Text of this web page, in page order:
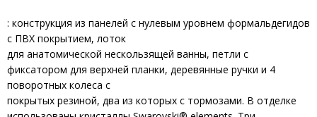
: конструкция из панелей с нулевым уровнем формальдегидов
с ПВХ покрытием, лоток
для анатомической нескользящей ванны, петли с
фиксатором для верхней планки, деревянные ручки и 4
поворотных колеса с
покрытых резиной, два из которых с тормозами. В отделке